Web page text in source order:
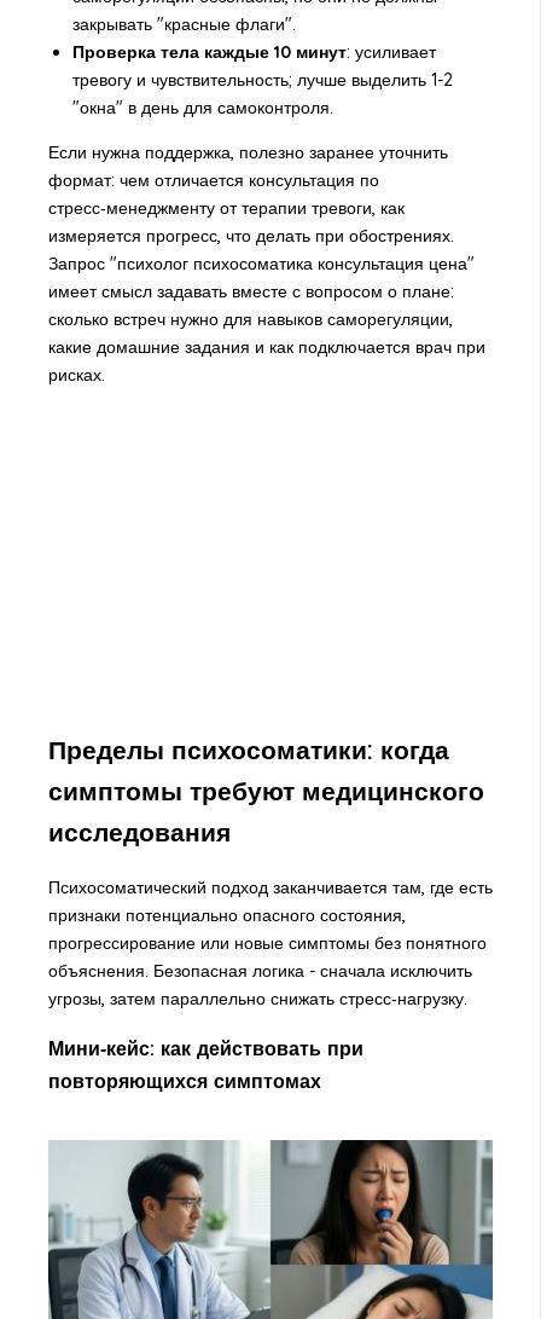
закрывать "красные флаги".
Проверка тела каждые 10 минут: усиливает
тревогу и чувствительность; лучше выделить 1-2
"окна" в день для самоконтроля.
Если нужна поддержка, полезно заранее уточнить
формат: чем отличается консультация по
стресс‑менеджменту от терапии тревоги, как
измеряется прогресс, что делать при обострениях.
Запрос "психолог психосоматика консультация цена"
имеет смысл задавать вместе с вопросом о плане:
сколько встреч нужно для навыков саморегуляции,
какие домашние задания и как подключается врач при
рисках.
Пределы психосоматики: когда
симптомы требуют медицинского
исследования
Психосоматический подход заканчивается там, где есть
признаки потенциально опасного состояния,
прогрессирование или новые симптомы без понятного
объяснения. Безопасная логика - сначала исключить
угрозы, затем параллельно снижать стресс‑нагрузку.
Мини‑кейс: как действовать при
повторяющихся симптомах